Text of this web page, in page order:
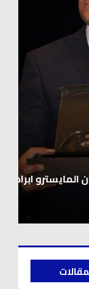
ابراهيم